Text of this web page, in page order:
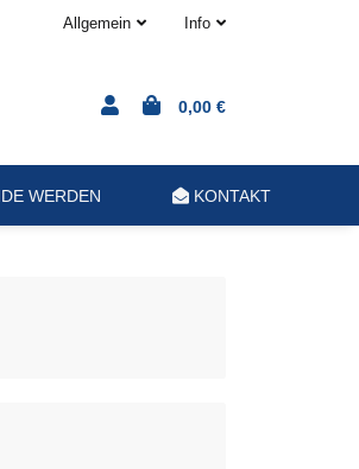
Allgemein Info
0,00 €
WERDEN KONTAKT